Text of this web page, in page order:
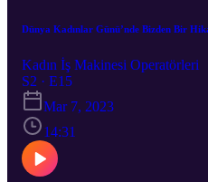
Dünya Kadınlar Günü’nde Bizden Bir
Kadın İş Makinesi Operatörleri
S2 · E15
Mar 7, 2023
14:31